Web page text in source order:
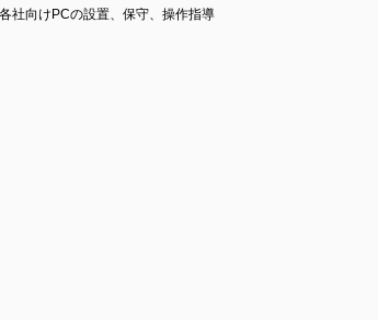
社向けPCの設置、保守、操作指導